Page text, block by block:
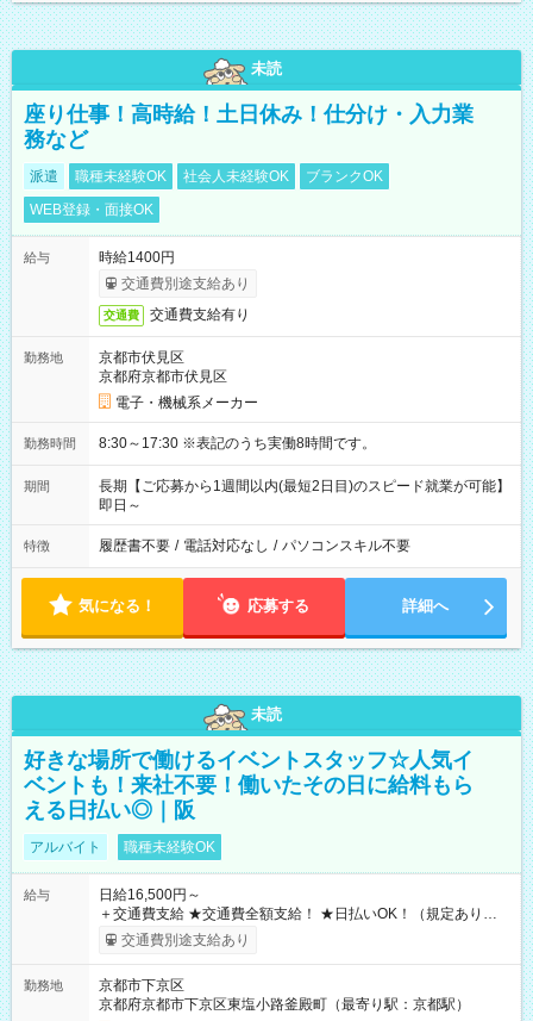
未読
座り仕事！高時給！土日休み！仕分け・入力業
務など
派遣 職種未経験OK 社会人未経験OK
ブランクOK
WEB登録・面接OK
給与
時給1400円
交通費別途支給あり
交通費 交通費支給有り
勤務地
京都市伏見区
京都府京都市伏見区
電子・機械系メーカー
勤務時間 8:30～17:30 ※表記のうち実働8時間です。
期間
長期【ご応募から1週間以内(最短2日目)のスピード就業が可能】
即日～
特徴 履歴書不要 / 電話対応なし / パソコンスキル不要
気になる！ 応募する 詳細へ
未読
好きな場所で働けるイベントスタッフ☆人気イ
ベントも！来社不要！働いたその日に給料もら
える日払い◎｜阪
アルバイト 職種未経験OK
給与
日給16,500円～
＋交通費支給 ★交通費全額支給！ ★日払いOK！（規定あり） ┗
働いたその日に現金GET♪ お仕事後はコンビニATMから 日払
交通費別途支給あり
勤務地
京都市下京区
京都府京都市下京区東塩小路釜殿町（最寄り駅：京都駅）